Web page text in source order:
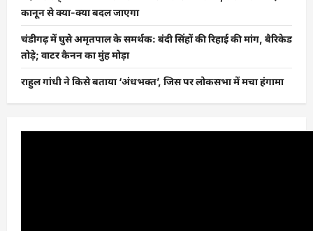
कानून से क्या-क्या बदल जाएगा
चंडीगढ़ में घुसे अमृतपाल के समर्थक: बंदी सिंहों की रिहाई की मांग, बैरिकेड
तोड़े; वाटर कैनन का मुंह मोड़ा
राहुल गांधी ने किसे बताया ‘अंधभक्त’, जिस पर लोकसभा में मचा हंगामा